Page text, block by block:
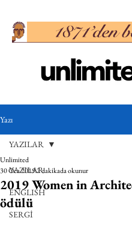
Yazı
YAZILAR
ENGLISH
SERGİ
YAZILAR
2019 Women in
ödülü
Unlimited
30 Oca 20192 dakikada okunur